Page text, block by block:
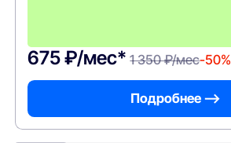
675 ₽/мес* 1 350 ₽/мес-50%
Подробнее —>